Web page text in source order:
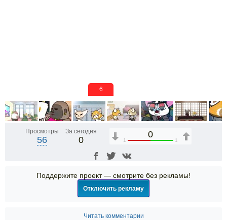
6
Просмотры
56
За сегодня
0
0
1 1
Поддержите проект — смотрите без рекламы!
Отключить рекламу
Читать комментарии